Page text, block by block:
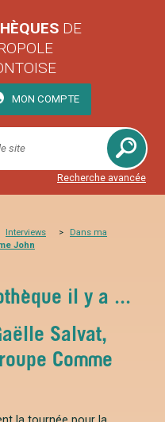
DE
MON COMPTE
Recherche avancée
Interviews
Dans ma
John
il y a ...
Salvat,
Comme